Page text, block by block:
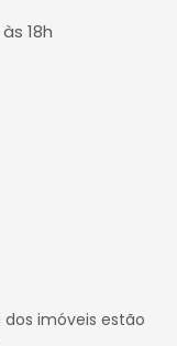
18h
dos imóveis estão